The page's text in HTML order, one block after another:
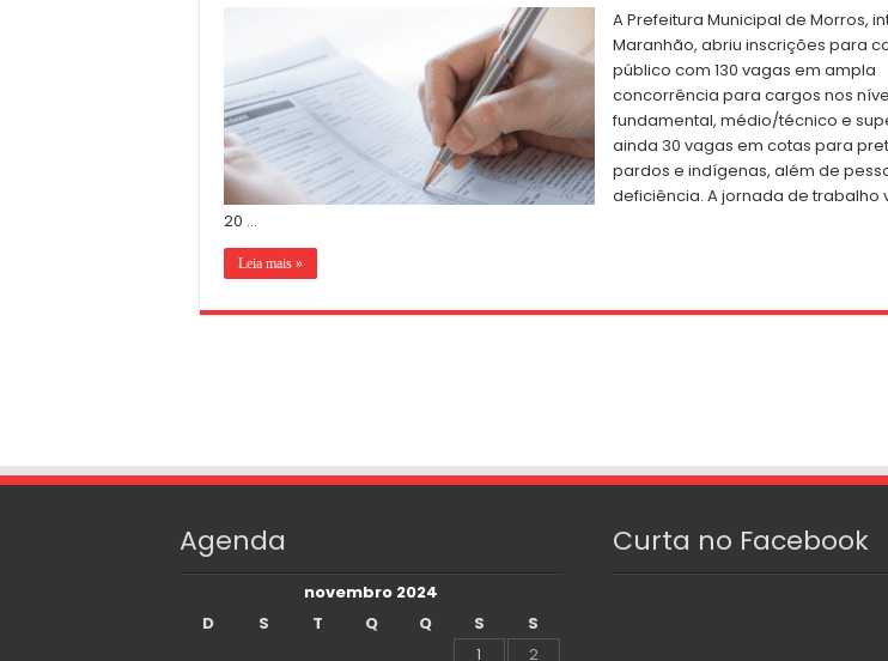
A Prefeitura Municipal de Morros,
Maranhão, abriu inscrições para
público com 130 vagas em ampla
concorrência para cargos nos
fundamental, médio/técnico e
ainda 30 vagas em cotas para
pardos e indígenas, além de
deficiência. A jornada de trabalho
20 …
Leia mais »
Agenda
novembro 2024
D
S T Q Q S
S
1
2
Curta no Facebook